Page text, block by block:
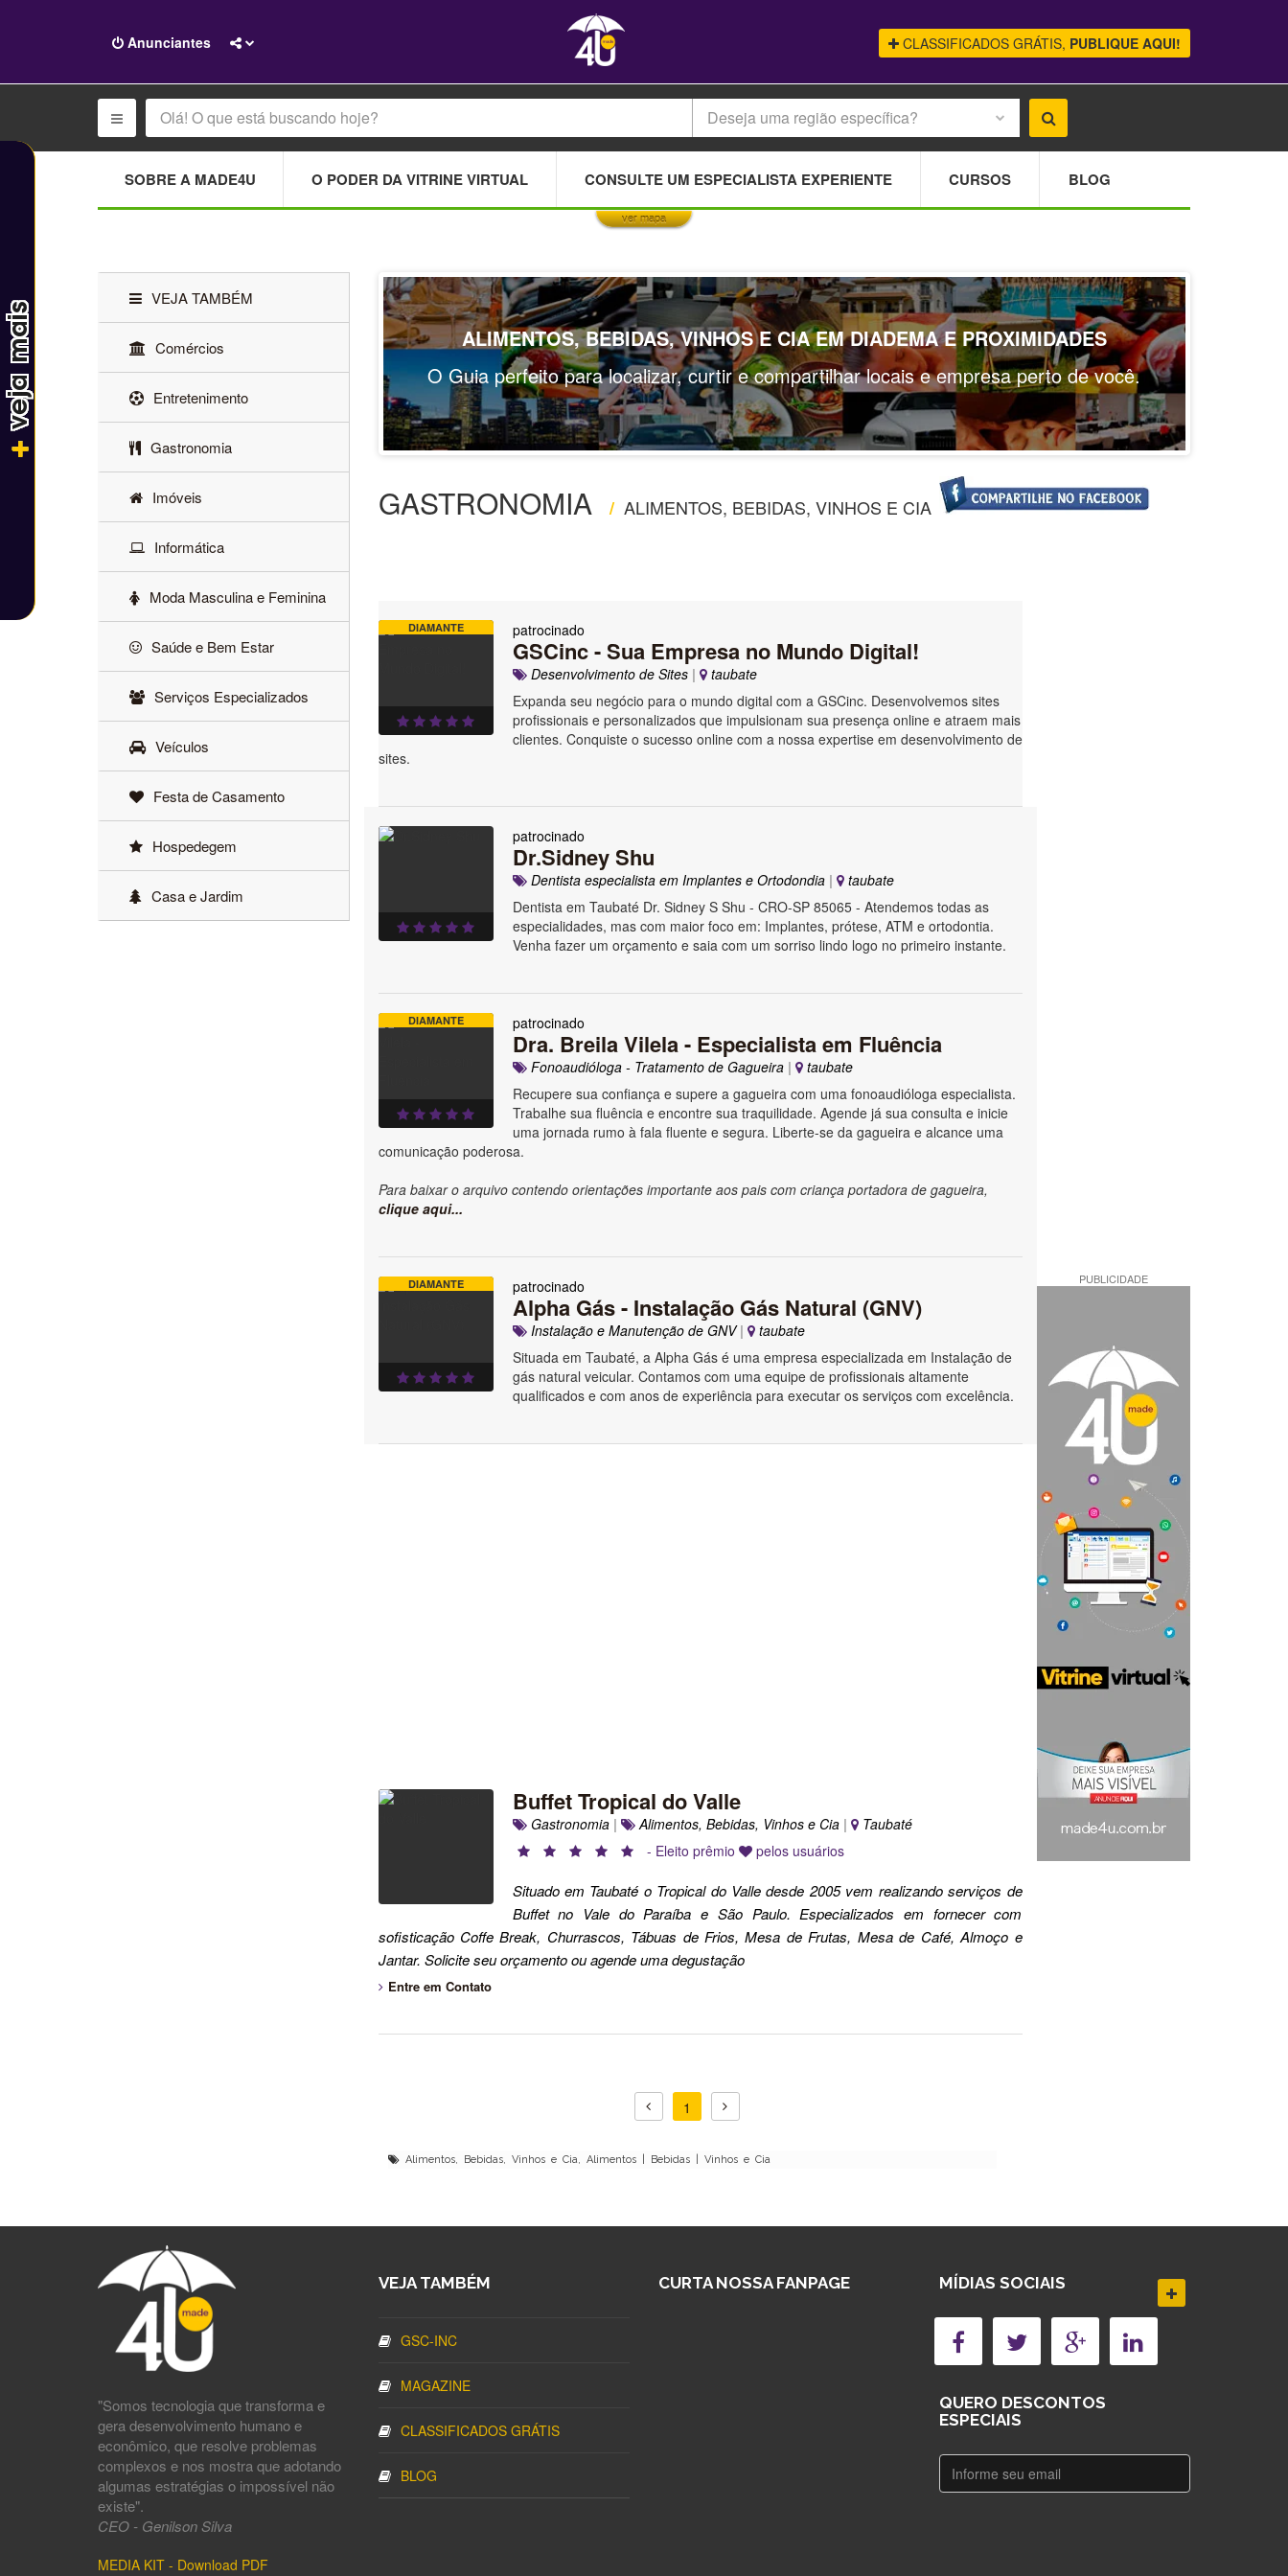
Anunciantes CLASSIFICADOS GRÁTIS, PUBLIQUE AQUI!
Deseja uma região específica?
Do you own this website? OK
SOBRE A MADE4U O PODER DA VITRINE VIRTUAL CONSULTE UM ESPECIALISTA EXPERIENTE CURSOS BLOG
ver mapa
ALIMENTOS, BEBIDAS, VINHOS E CIA EM DIADEMA E PROXIMIDADES
O Guia perfeito para localizar, curtir e compartilhar locais e empresa perto de você.
GASTRONOMIA / ALIMENTOS, BEBIDAS, VINHOS E CIA
DIAMANTE patrocinado
GSCinc - Sua Empresa no Mundo Digital!
Desenvolvimento de Sites|
taubate
Expanda seu negócio para o mundo digital com a GSCinc. Desenvolvemos sites
profissionais e personalizados que impulsionam sua presença online e atraem mais
clientes. Conquiste o sucesso online com a nossa expertise em desenvolvimento de
sites.
patrocinado
Dr.Sidney Shu
Dentista especialista em Implantes e Ortodondia|
taubate
Dentista em Taubaté Dr. Sidney S Shu - CRO-SP 85065 - Atendemos todas as
especialidades, mas com maior foco em: Implantes, prótese, ATM e ortodontia.
Venha fazer um orçamento e saia com um sorriso lindo logo no primeiro instante.
DIAMANTE patrocinado
Dra. Breila Vilela - Especialista em Fluência
Fonoaudióloga - Tratamento de Gagueira|
taubate
Recupere sua confiança e supere a gagueira com uma fonoaudióloga especialista.
Trabalhe sua fluência e encontre sua traquilidade. Agende já sua consulta e inicie
uma jornada rumo à fala fluente e segura. Liberte-se da gagueira e alcance uma
comunicação poderosa.
Para baixar o arquivo contendo orientações importante aos pais com criança portadora de gagueira,
clique aqui...
DIAMANTE patrocinado
Alpha Gás - Instalação Gás Natural (GNV)
Instalação e Manutenção de GNV|
taubate
Situada em Taubaté, a Alpha Gás é uma empresa especializada em Instalação de
gás natural veicular. Contamos com uma equipe de profissionais altamente
qualificados e com anos de experiência para executar os serviços com excelência.
Buffet Tropical do Valle
Gastronomia| Alimentos, Bebidas, Vinhos e Cia|
Taubaté
- Eleito prêmio
pelos usuários
Situado em Taubaté o Tropical do Valle desde 2005 vem realizando serviços de
Buffet no Vale do Paraíba e São Paulo. Especializados em fornecer com
sofisticação Coffe Break, Churrascos, Tábuas de Frios, Mesa de Frutas, Mesa de Café, Almoço e
Jantar. Solicite seu orçamento ou agende uma degustação
Entre em Contato
1
Alimentos, Bebidas, Vinhos e Cia, Alimentos | Bebidas | Vinhos e Cia
PUBLICIDADE
VEJA TAMBÉM
Comércios
Entretenimento
Gastronomia
Imóveis
Informática
Moda Masculina e Feminina
Saúde e Bem Estar
Serviços Especializados
Veículos
Festa de Casamento
Hospedegem
Casa e Jardim
"Somos tecnologia que transforma e
gera desenvolvimento humano e
econômico, que resolve problemas
complexos e nos mostra que adotando
algumas estratégias o impossível não
existe".
CEO - Genilson Silva
MEDIA KIT - Download PDF
VEJA TAMBÉM
GSC-INC
MAGAZINE
CLASSIFICADOS GRÁTIS
BLOG
CURTA NOSSA FANPAGE MÍDIAS SOCIAIS
QUERO DESCONTOS
ESPECIAIS